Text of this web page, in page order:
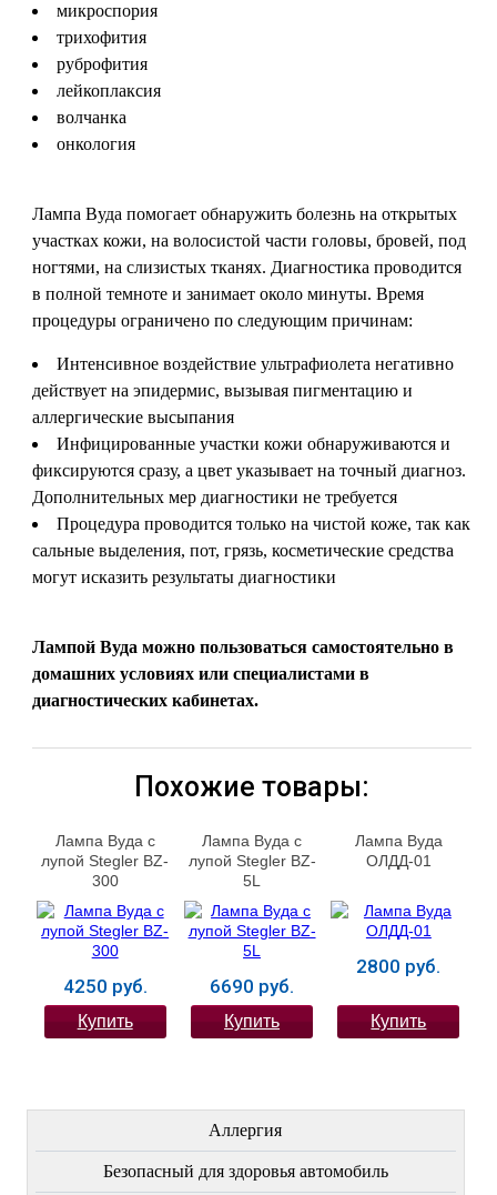
микроспория
трихофития
руброфития
лейкоплаксия
волчанка
онкология
Лампа Вуда помогает обнаружить болезнь на открытых
участках кожи, на волосистой части головы, бровей, под
ногтями, на слизистых тканях. Диагностика проводится
в полной темноте и занимает около минуты. Время
процедуры ограничено по следующим причинам:
Интенсивное воздействие ультрафиолета негативно
действует на эпидермис, вызывая пигментацию и
аллергические высыпания
Инфицированные участки кожи обнаруживаются и
фиксируются сразу, а цвет указывает на точный диагноз.
Дополнительных мер диагностики не требуется
Процедура проводится только на чистой коже, так как
сальные выделения, пот, грязь, косметические средства
могут исказить результаты диагностики
Лампой Вуда можно пользоваться самостоятельно в
домашних условиях или специалистами в
диагностических кабинетах.
Похожие товары:
Лампа Вуда с
лупой Stegler BZ-
300
4250 руб.
Купить
Лампа Вуда с
лупой Stegler BZ-
5L
6690 руб.
Купить
Лампа Вуда
ОЛДД-01
2800 руб.
Купить
Аллергия
Безопасный для здоровья автомобиль